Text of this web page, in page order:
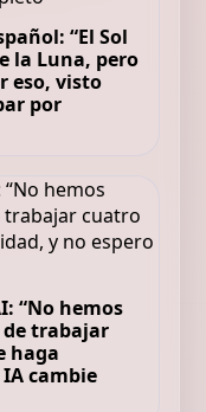
“El Sol
la Luna, pero
eso, visto
por
“No hemos
de trabajar
haga
cambie